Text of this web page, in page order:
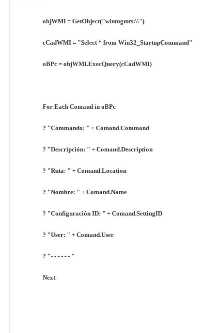
objWMI = GetObject("winmgmts:\\")
cCadWMI = "Select * from Win32_StartupCommand"
oBPc = objWMI.ExecQuery(cCadWMI)
For Each Comand in oBPc
? "Commando: " + Comand.Command
? "Descripción: " + Comand.Description
? "Ruta: " + Comand.Location
? "Nombre: " + Comand.Name
? "Configuración ID: " + Comand.SettingID
? "User: " + Comand.User
? "- - - - - - "
Next